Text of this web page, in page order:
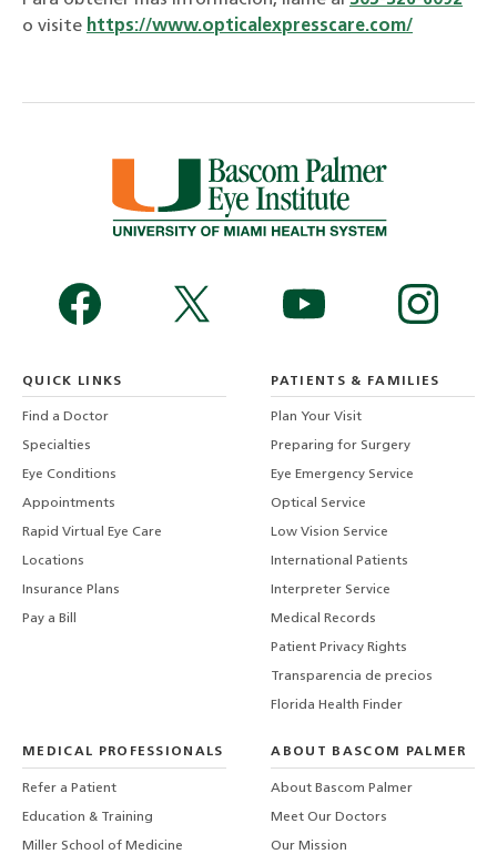
o visite https://www.opticalexpresscare.com/
QUICK LINKS
Find a Doctor
Specialties
Eye Conditions
Appointments
Rapid Virtual Eye Care
Locations
Insurance Plans
Pay a Bill
PATIENTS & FAMILIES
Plan Your Visit
Preparing for Surgery
Eye Emergency Service
Optical Service
Low Vision Service
International Patients
Interpreter Service
Medical Records
Patient Privacy Rights
Transparencia de precios
Florida Health Finder
MEDICAL PROFESSIONALS
Refer a Patient
Education & Training
Miller School of Medicine
ABOUT BASCOM PALMER
About Bascom Palmer
Meet Our Doctors
Our Mission